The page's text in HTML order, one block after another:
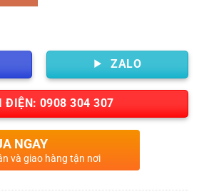
ZALO
ĐIỆN: 0908 304 307
NGAY
và giao hàng tận nơi